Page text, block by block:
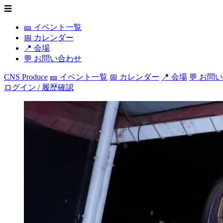
☰
🎫 イベント一覧
📅 カレンダー
📍 会場
💬 お問い合わせ
CNS Produce 🎫 イベント一覧 📅 カレンダー 📍 会場 💬 お問
ログイン / 履歴確認